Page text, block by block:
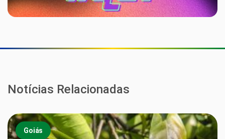
Notícias Relacionadas
Goiás